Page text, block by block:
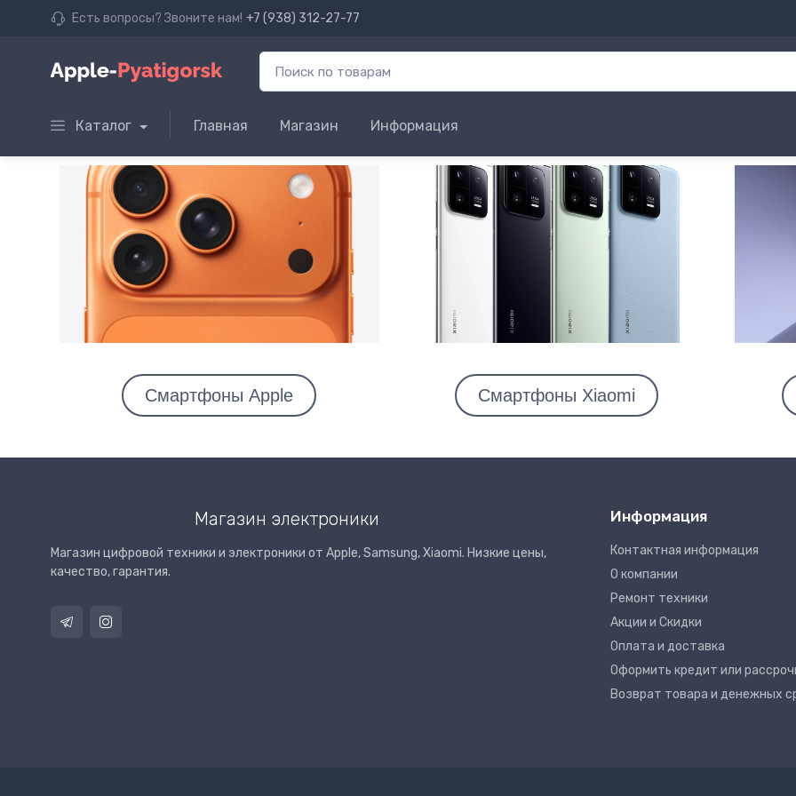
Есть вопросы? Звоните нам! +7 (938) 312-27-77
Каталог Главная Магазин Информация
Смартфоны Apple Смартфоны Xiaomi
Магазин электроники
Магазин цифровой техники и электроники от Apple, Samsung, Xiaomi. Низкие цены,
качество, гарантия.
Информация
Контактная информация
О компании
Ремонт техники
Акции и Скидки
Оплата и доставка
Оформить кредит или
Возврат товара и денежных